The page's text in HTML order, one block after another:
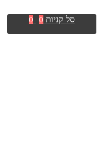
סל קניות 0
0